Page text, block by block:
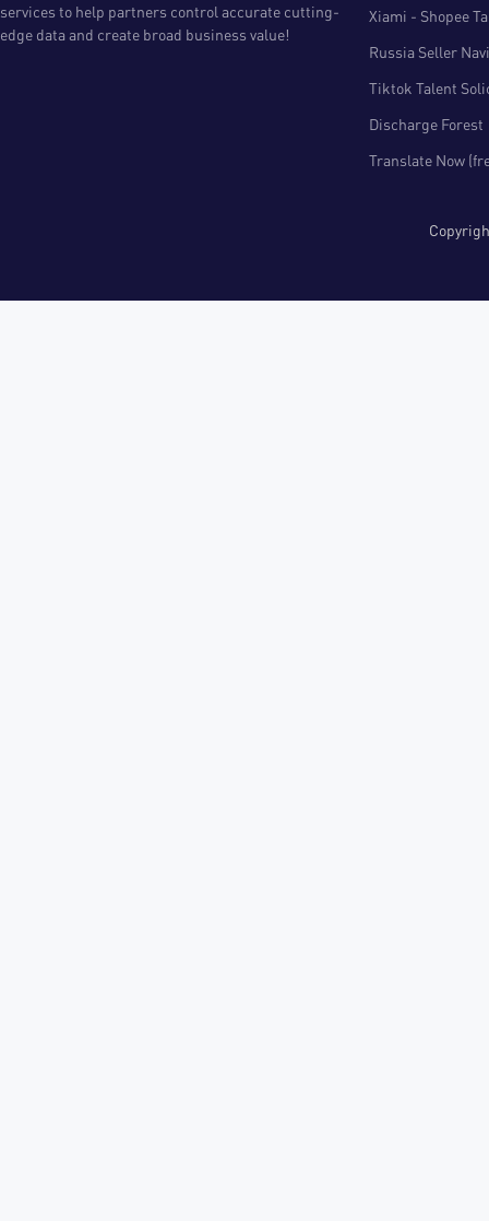
services to help partners control accurate cutting-
edge data and create broad business value!
Xiami - Shopee
Russia Seller
Tiktok Talent
Discharge Forest
Translate Now